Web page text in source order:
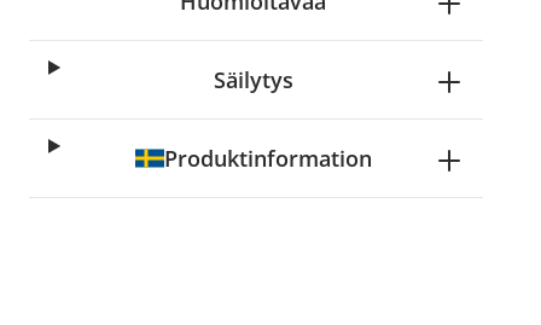
Säilytys
Produktinformation